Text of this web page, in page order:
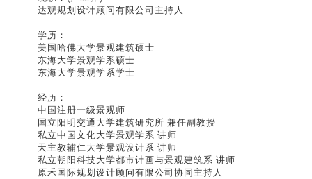
达观规划设计顾问有限公司主持人
学历：
美国哈佛大学景观建筑硕士
东海大学景观学系硕士
东海大学景观学系学士
经历：
中国注册一级景观师
国立阳明交通大学建筑研究所 兼任副教授
私立中国文化大学景观学系 讲师
天主教辅仁大学景观设计系 讲师
私立朝阳科技大学都市计画与景观建筑系 讲师
原禾国际规划设计顾问有限公司协同主持人